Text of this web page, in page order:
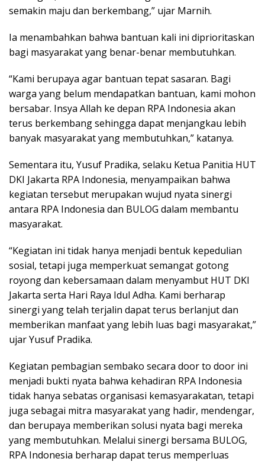
semakin maju dan berkembang,” ujar Marnih.
Ia menambahkan bahwa bantuan kali ini diprioritaskan
bagi masyarakat yang benar-benar membutuhkan.
“Kami berupaya agar bantuan tepat sasaran. Bagi
warga yang belum mendapatkan bantuan, kami mohon
bersabar. Insya Allah ke depan RPA Indonesia akan
terus berkembang sehingga dapat menjangkau lebih
banyak masyarakat yang membutuhkan,” katanya.
Sementara itu, Yusuf Pradika, selaku Ketua Panitia HUT
DKI Jakarta RPA Indonesia, menyampaikan bahwa
kegiatan tersebut merupakan wujud nyata sinergi
antara RPA Indonesia dan BULOG dalam membantu
masyarakat.
“Kegiatan ini tidak hanya menjadi bentuk kepedulian
sosial, tetapi juga memperkuat semangat gotong
royong dan kebersamaan dalam menyambut HUT DKI
Jakarta serta Hari Raya Idul Adha. Kami berharap
sinergi yang telah terjalin dapat terus berlanjut dan
memberikan manfaat yang lebih luas bagi masyarakat,”
ujar Yusuf Pradika.
Kegiatan pembagian sembako secara door to door ini
menjadi bukti nyata bahwa kehadiran RPA Indonesia
tidak hanya sebatas organisasi kemasyarakatan, tetapi
juga sebagai mitra masyarakat yang hadir, mendengar,
dan berupaya memberikan solusi nyata bagi mereka
yang membutuhkan. Melalui sinergi bersama BULOG,
RPA Indonesia berharap dapat terus memperluas